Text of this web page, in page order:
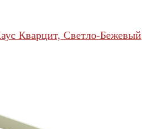
Кварцит, Светло-Бежевый